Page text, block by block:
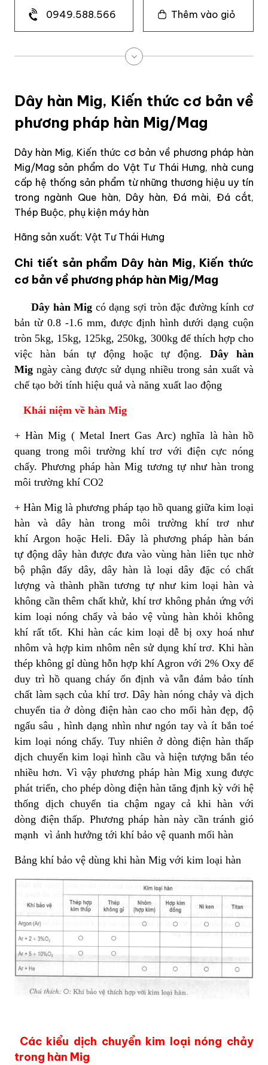
0949.588.566 Thêm vào giỏ
Dây hàn Mig, Kiến thức cơ bản về
phương pháp hàn Mig/Mag
Dây hàn Mig, Kiến thức cơ bản về phương pháp hàn
Mig/Mag sản phẩm do Vật Tư Thái Hưng, nhà cung
cấp hệ thống sản phẩm từ những thương hiệu uy tín
trong ngành Que hàn, Dây hàn, Đá mài, Đá cắt,
Thép Buộc, phụ kiện máy hàn
Hãng sản xuất: Vật Tư Thái Hưng
Chi tiết sản phẩm Dây hàn Mig, Kiến thức
cơ bản về phương pháp hàn Mig/Mag
Dây hàn Mig có dạng sợi tròn đặc đường kính cơ
bản từ 0.8 -1.6 mm, được định hình dưới dạng cuộn
tròn 5kg, 15kg, 125kg, 250kg, 300kg để thích hợp cho
việc hàn bán tự động hoặc tự động. Dây hàn
Mig ngày càng được sử dụng nhiều trong sản xuất và
chế tạo bởi tính hiệu quả và năng xuất lao động
Khái niệm về hàn Mig
+ Hàn Mig ( Metal Inert Gas Arc) nghĩa là hàn hồ
quang trong môi trường khí trơ với điện cực nóng
chẩy. Phương pháp hàn Mig tương tự như hàn trong
môi trường khí CO2
+ Hàn Mig là phương pháp tạo hồ quang giữa kim loại
hàn và dây hàn trong môi trường khí trơ như
khí Argon hoặc Heli. Đây là phương pháp hàn bán
tự động dây hàn được đưa vào vùng hàn liên tục nhờ
bộ phận đẩy dây, dây hàn là loại dây đặc có chất
lượng và thành phần tương tự như kim loại hàn và
không cần thêm chất khử, khí trơ không phản ứng với
kim loại nóng chẩy và bảo vệ vùng hàn khỏi không
khí rất tốt. Khi hàn các kim loại dễ bị oxy hoá như
nhôm và hợp kim nhôm nên sử dụng khí trơ. Khi hàn
thép không gỉ dùng hỗn hợp khí Agron với 2% Oxy để
duy trì hồ quang cháy ổn định và vẫn đảm bảo tính
chất làm sạch của khí trơ. Dây hàn nóng chảy và dịch
chuyển tia ở dòng điện hàn cao cho mối hàn đẹp, độ
ngấu sâu , hình dạng nhìn như ngón tay và ít bắn toé
kim loại nóng chẩy. Tuy nhiên ở dòng điện hàn thấp
dịch chuyển kim loại hình cầu và hiện tượng bắn téo
nhiều hơn. Vì vậy phương pháp hàn Mig xung được
phát triển, cho phép dòng điện hàn tăng định kỳ với hệ
thống dịch chuyển tia chậm ngay cả khi hàn với
dòng điện thấp. Phương pháp hàn này cần tránh gió
mạnh vì ảnh hưởng tới khí bảo vệ quanh mối hàn
Bảng khí bảo vệ dùng khi hàn Mig với kim loại hàn
Các kiểu dịch chuyển kim loại nóng chảy
trong hàn Mig